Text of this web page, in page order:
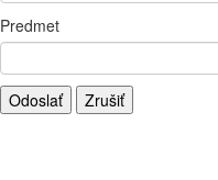
Predmet
Odoslať Zrušiť